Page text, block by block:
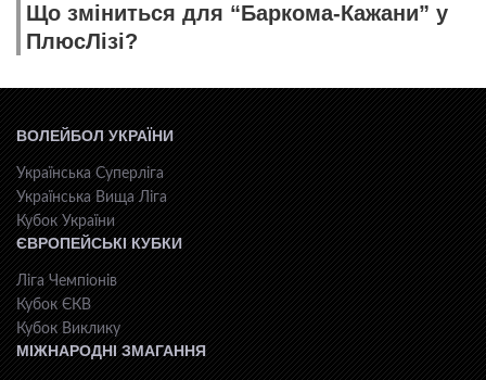
Що зміниться для “Баркома-Кажани” у
ПлюсЛізі?
ВОЛЕЙБОЛ УКРАЇНИ
Українська Суперліга
Українська Вища Ліга
Кубок України
ЄВРОПЕЙСЬКІ КУБКИ
Ліга Чемпіонів
Кубок ЄКВ
Кубок Виклику
МІЖНАРОДНІ ЗМАГАННЯ